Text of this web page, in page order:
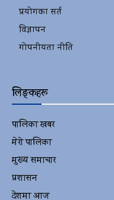
प्रयोगका सर्त
विज्ञापन
गोपनीयता नीति
लिङ्कहरू
पालिका खबर
मेरो पालिका
मुख्य समाचार
प्रशासन
देशमा आज